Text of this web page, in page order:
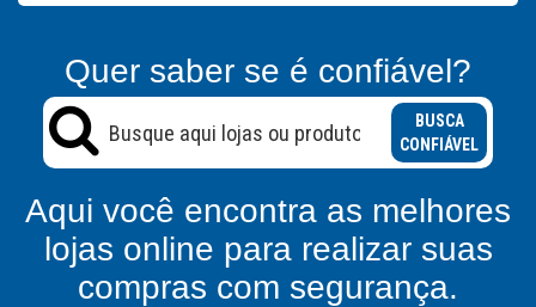
Quer saber se é confiável?
BUSCA
CONFIÁVEL
Aqui você encontra as melhores
lojas online para realizar suas
compras com segurança.